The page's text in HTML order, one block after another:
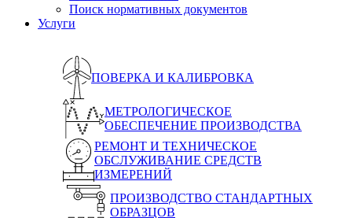
Поиск нормативных документов
Услуги
ПОВЕРКА И КАЛИБРОВКА
МЕТРОЛОГИЧЕСКОЕ
ОБЕСПЕЧЕНИЕ ПРОИЗВОДСТВА
РЕМОНТ И ТЕХНИЧЕСКОЕ
ОБСЛУЖИВАНИЕ СРЕДСТВ
ИЗМЕРЕНИЙ
ПРОИЗВОДСТВО СТАНДАРТНЫХ
ОБРАЗЦОВ